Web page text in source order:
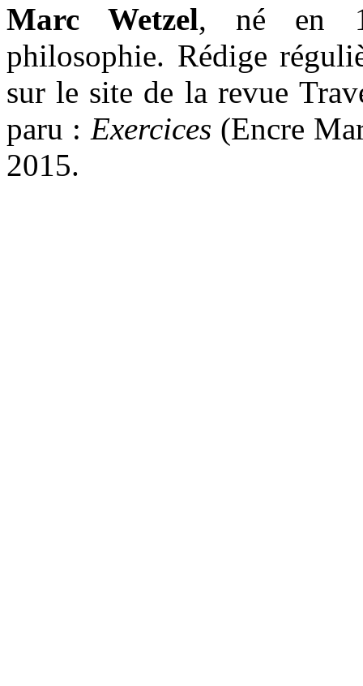
Marc Wetzel, né en
philosophie. Rédige
sur le site de la revue
paru : Exercices (Encre
2015.